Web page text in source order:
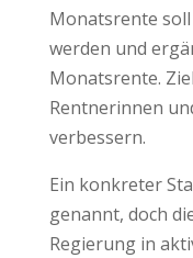
Monatsrente
werden und
Monatsrente.
Rentnerinnen
verbessern.
Ein konkreter
genannt, doch
Regierung in